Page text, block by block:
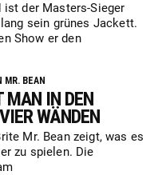
ist der Masters-Sieger
sein grünes Jackett.
Show er den
MR. BEAN
MAN IN DEN
WÄNDEN
Mr. Bean zeigt, was es
zu spielen. Die